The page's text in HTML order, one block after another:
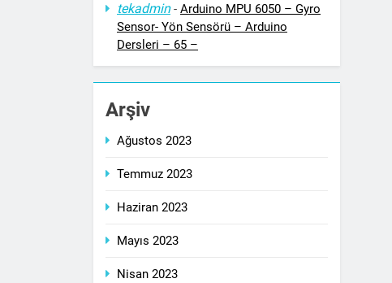
tekadmin- Arduino MPU 6050 – Gyro
Sensor- Yön Sensörü – Arduino
Dersleri – 65 –
Arşiv
Ağustos 2023
Temmuz 2023
Haziran 2023
Mayıs 2023
Nisan 2023